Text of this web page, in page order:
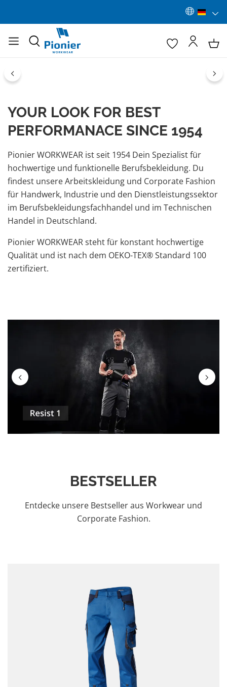
Bildergalerie überspringen
YOUR LOOK FOR BEST
PERFORMANACE SINCE 1954
Pionier WORKWEAR ist seit 1954 Dein Spezialist für
hochwertige und funktionelle Berufsbekleidung. Du
findest unsere Arbeitskleidung und Corporate Fashion
für Handwerk, Industrie und den Dienstleistungssektor
im Berufsbekleidungsfachhandel und im Technischen
Handel in Deutschland.
Pionier WORKWEAR steht für konstant hochwertige
Qualität und ist nach dem OEKO-TEX® Standard 100
zertifiziert.
BESTSELLER
Entdecke unsere Bestseller aus Workwear und
Corporate Fashion.